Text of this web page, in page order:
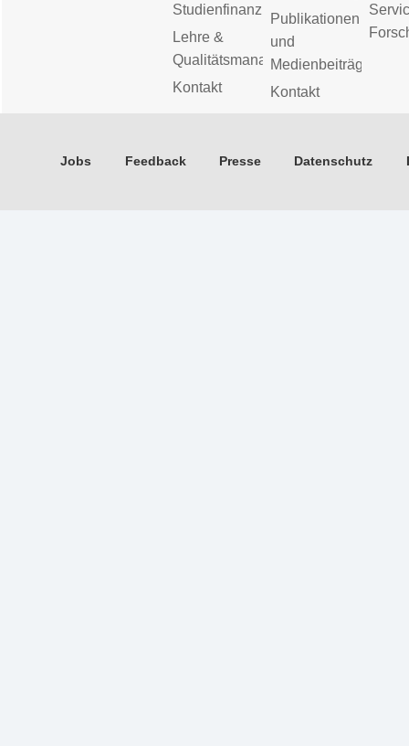
Studienfinanzierung
Lehre &
Qualitätsmanagement
Kontakt
Publikationen
und
Medienbeiträge
Kontakt
Jobs Feedback Presse Datenschutz